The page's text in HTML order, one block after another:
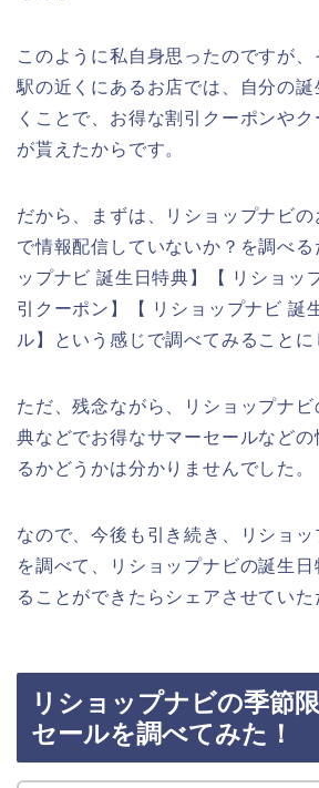
このように私自身思ったのですが、
駅の近くにあるお店では、自分の
くことで、お得な割引クーポンや
が貰えたからです。
だから、まずは、リショップナビ
で情報配信していないか？を調べる
ップナビ 誕生日特典】【 リショッ
引クーポン】【 リショップナビ 誕
ル】という感じで調べてみることに
ただ、残念ながら、リショップナ
典などでお得なサマーセールなど
るかどうかは分かりませんでした。
なので、今後も引き続き、リショ
を調べて、リショップナビの誕生
ることができたらシェアさせていた
リショップナビの季節
セールを調べてみた！